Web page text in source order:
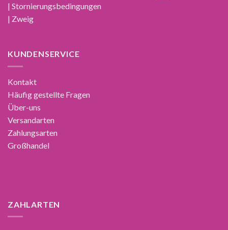
| Stornierungsbedingungen
| Zweig
KUNDENSERVICE
Kontakt
Häufig gestellte Fragen
Über-uns
Versandarten
Zahlungsarten
Großhandel
ZAHLARTEN